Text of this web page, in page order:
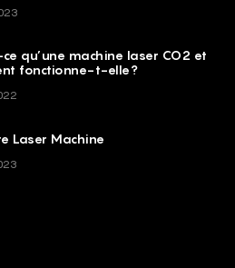
ce qu’une machine laser CO2 et
fonctionne-t-elle?
Laser Machine